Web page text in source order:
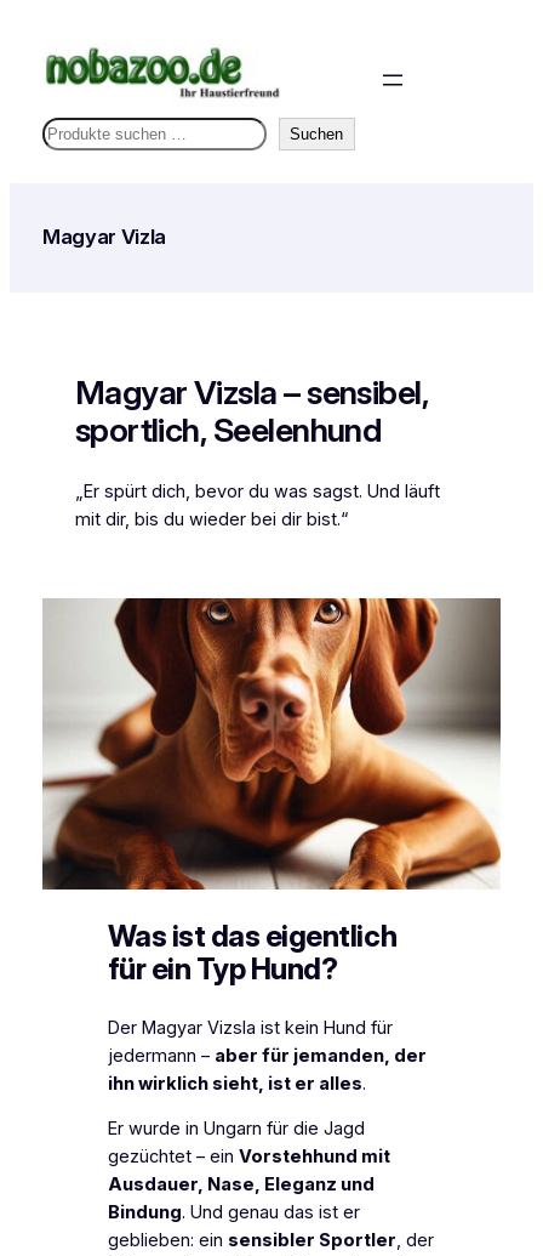
Inhalt
springen
S
e
Suchen
Magyar Vizla
Magyar Vizsla – sensibel,
sportlich, Seelenhund
„Er spürt dich, bevor du was sagst. Und läuft
mit dir, bis du wieder bei dir bist.“
Was ist das eigentlich
für ein Typ Hund?
Der Magyar Vizsla ist kein Hund für
jedermann – aber für jemanden, der
ihn wirklich sieht, ist er alles.
Er wurde in Ungarn für die Jagd
gezüchtet – ein Vorstehhund mit
Ausdauer, Nase, Eleganz und
Bindung. Und genau das ist er
geblieben: ein sensibler Sportler, der